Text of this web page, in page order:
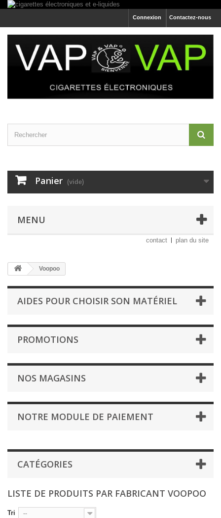
Contactez-nous
Connexion
Panier (vide)
MENU
contact plan du site
Voopoo
AIDES POUR CHOISIR SON MATÉRIEL
PROMOTIONS
NOS MAGASINS
NOTRE MODULE DE PAIEMENT
CATÉGORIES
LISTE DE PRODUITS PAR FABRICANT VOOPOO
Tri --